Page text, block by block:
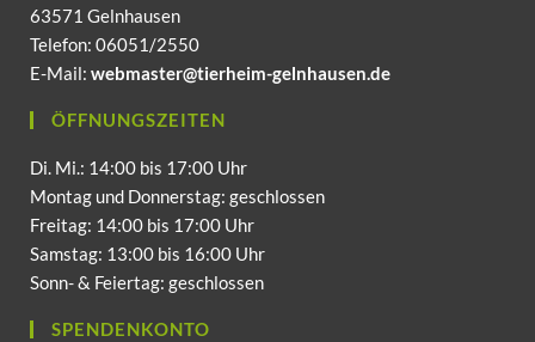
63571 Gelnhausen
Telefon: 06051/2550
E-Mail: webmaster@tierheim-gelnhausen.de
ÖFFNUNGSZEITEN
Di. Mi.: 14:00 bis 17:00 Uhr
Montag und Donnerstag: geschlossen
Freitag: 14:00 bis 17:00 Uhr
Samstag: 13:00 bis 16:00 Uhr
Sonn- & Feiertag: geschlossen
SPENDENKONTO